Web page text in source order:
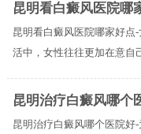
昆明看白癜风医院哪
昆明看白癜风医院哪家好点
活中，女性往往更加在意自
昆明治疗白癜风哪个
昆明治疗白癜风哪个医院好